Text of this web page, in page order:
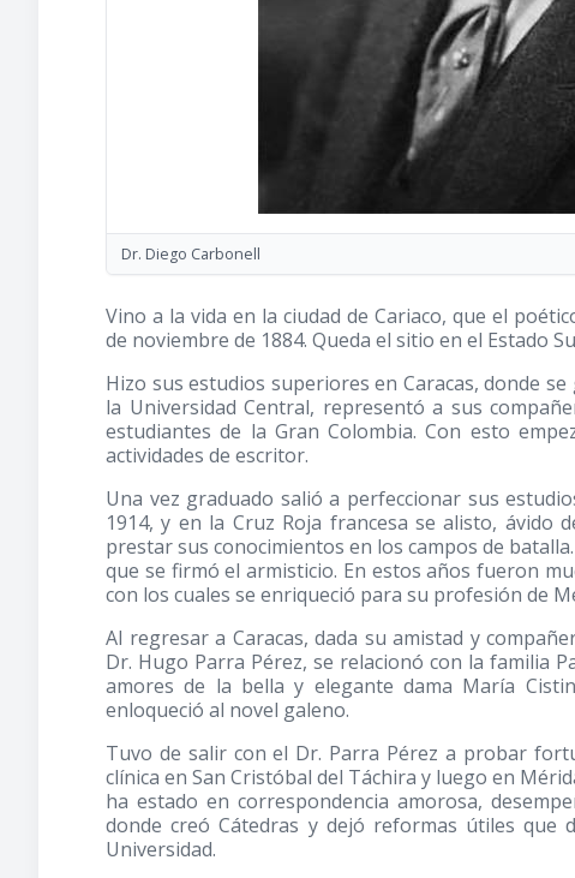
Dr. Diego Carbonell
Vino a la vida en la ciudad de Cariaco, que el
de noviembre de 1884. Queda el sitio en el Estado
Hizo sus estudios superiores en Caracas, donde
la Universidad Central, representó a sus
estudiantes de la Gran Colombia. Con esto
actividades de escritor.
Una vez graduado salió a perfeccionar sus
1914, y en la Cruz Roja francesa se alisto,
prestar sus conocimientos en los campos de
que se firmó el armisticio. En estos años fueron
con los cuales se enriqueció para su profesión de
Al regresar a Caracas, dada su amistad y
Dr. Hugo Parra Pérez, se relacionó con la familia
amores de la bella y elegante dama María
enloqueció al novel galeno.
Tuvo de salir con el Dr. Parra Pérez a probar
clínica en San Cristóbal del Táchira y luego en
ha estado en correspondencia amorosa,
donde creó Cátedras y dejó reformas útiles que
Universidad.